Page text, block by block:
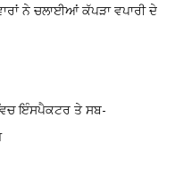
ਨੇ ਚਲਾਈਆਂ ਕੱਪੜਾ ਵਪਾਰੀ ਦੇ
ਇੰਸਪੈਕਟਰ ਤੇ ਸਬ-